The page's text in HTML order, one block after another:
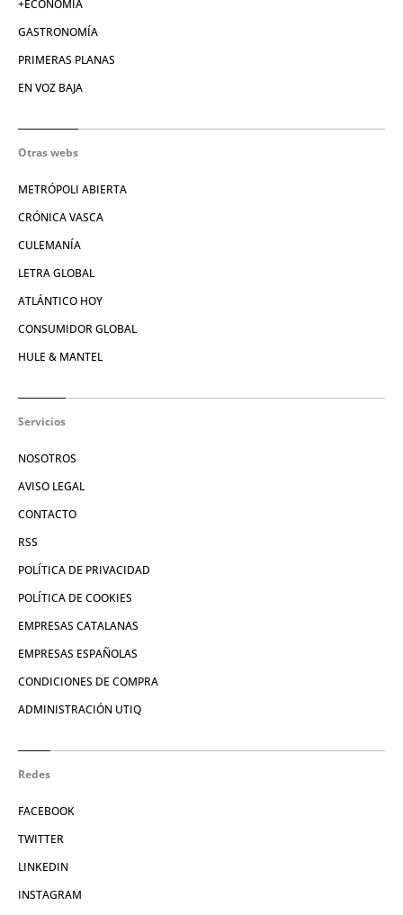
+ECONOMÍA
GASTRONOMÍA
PRIMERAS PLANAS
EN VOZ BAJA
Otras webs
METRÓPOLI ABIERTA
CRÓNICA VASCA
CULEMANÍA
LETRA GLOBAL
ATLÁNTICO HOY
CONSUMIDOR GLOBAL
HULE & MANTEL
Servicios
NOSOTROS
AVISO LEGAL
CONTACTO
RSS
POLÍTICA DE PRIVACIDAD
POLÍTICA DE COOKIES
EMPRESAS CATALANAS
EMPRESAS ESPAÑOLAS
CONDICIONES DE COMPRA
ADMINISTRACIÓN UTIQ
Redes
FACEBOOK
TWITTER
LINKEDIN
INSTAGRAM